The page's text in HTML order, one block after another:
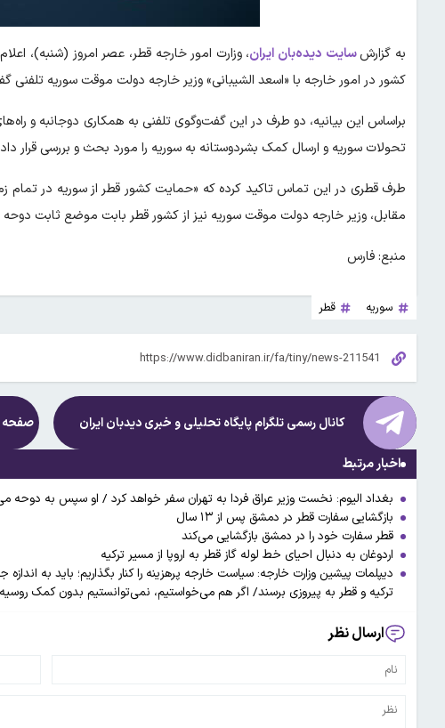
به گزارشسایت دیده‌بان ایران، وزارت امور خارجه قطر، عصر امروز (شنبه)،
کشور در امور خارجه با «اسعد الشیبانی» وزیر خارجه دولت موقت سوریه تلفنی
براساس این بیانیه، دو طرف در این گفت‌وگوی تلفنی به همکاری دوجانبه و
تحولات سوریه و ارسال کمک بشردوستانه به سوریه را مورد بحث و بررسی قرار
طرف قطری در این تماس تاکید کرده که «حمایت کشور قطر از سوریه در تمام
مقابل، وزیر خارجه دولت موقت سوریه نیز از کشور قطر بابت موضع ثابت دوحه
منبع: فارس
سوریه قطر
کانال رسمی تلگرام پایگاه تحلیلی و خبریدیدبان ایران صفحه
اخبار مرتبط
بغداد الیوم: نخست وزیر عراق فردا به تهران سفر خواهد کرد / او سپس به دوحه
بازگشایی سفارت قطر در دمشق پس از ۱۳ سال
قطر سفارت خود را در دمشق بازگشایی می‌کند
اردوغان به دنبال احیای خط لوله گاز قطر به اروپا از مسیر ترکیه
دیپلمات پیشین وزارت خارجه: سیاست خارجه پرهزینه را کنار بگذاریم؛ باید به
ترکیه و قطر به پیروزی برسند/ اگر هم می‌خواستیم،‌ نمی‌توانستیم بدون کمک
ارسال نظر